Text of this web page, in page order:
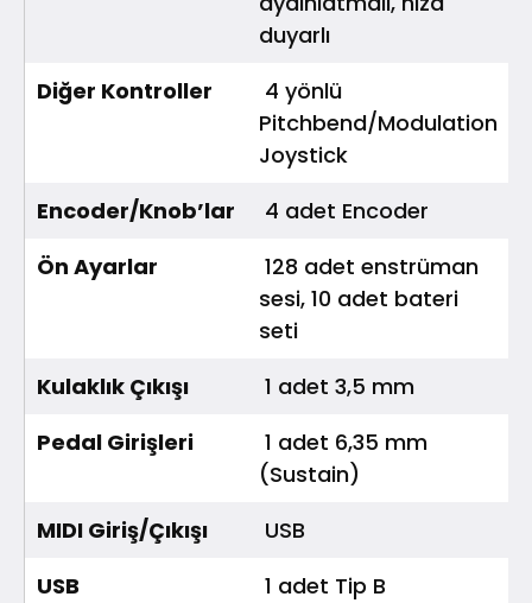
duyarlı
Diğer Kontroller
4 yönlü
Pitchbend/Modulation
Joystick
Encoder/Knob’lar
4 adet Encoder
Ön Ayarlar
128 adet enstrüman
sesi, 10 adet bateri
seti
Kulaklık Çıkışı
1 adet 3,5 mm
Pedal Girişleri
1 adet 6,35 mm
(Sustain)
MIDI Giriş/Çıkışı
USB
USB
1 adet Tip B